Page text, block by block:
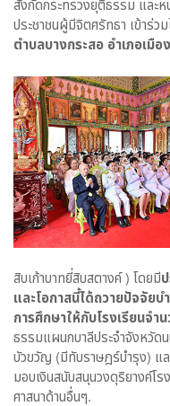
ประชาชนผู้มีจิตศรัทธา เข้าร่ว
ตำบลบางกระสอ อำเภอเมื
สิบเก้าบาทยี่สิบสตางค์ ) โดยมี
และโอกาสนี้ได้ถวายปัจจัย
การศึกษาให้กับโรงเรียนจำ
ธรรมแผนกบาลีประจำจังหวัด
บัวขวัญ (มีทับราษฎร์บำรุง) แ
มอบเงินสนับสนุนวงดุริยางค์โ
ศาสนาด้านอื่นๆ.